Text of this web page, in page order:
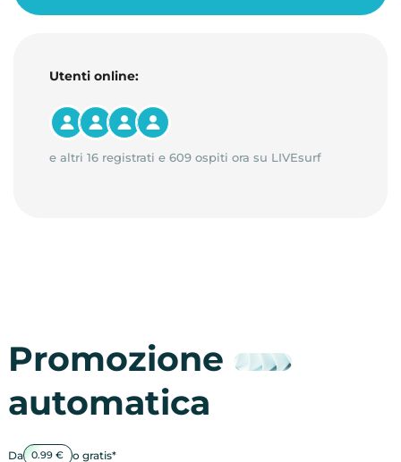
Utenti online:
e altri 16 registrati e 609 ospiti ora su LIVEsurf
Promozione
automatica
Da 0.99 € o gratis*